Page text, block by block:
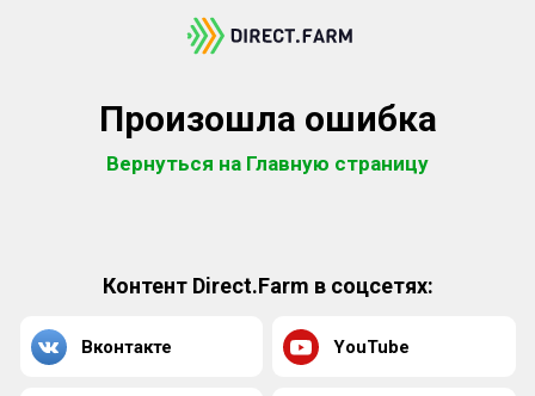
Произошла ошибка
Вернуться на Главную страницу
Контент Direct.Farm в соцсетях:
Вконтакте YouTube